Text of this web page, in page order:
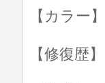
【カラー
【修復歴